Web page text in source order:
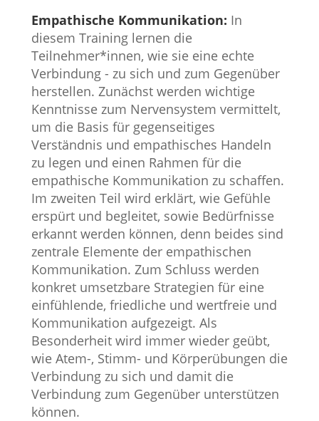
Empathische Kommunikation: In
diesem Training lernen die
Teilnehmer*innen, wie sie eine echte
Verbindung - zu sich und zum Gegenüber
herstellen. Zunächst werden wichtige
Kenntnisse zum Nervensystem vermittelt,
um die Basis für gegenseitiges
Verständnis und empathisches Handeln
zu legen und einen Rahmen für die
empathische Kommunikation zu schaffen.
Im zweiten Teil wird erklärt, wie Gefühle
erspürt und begleitet, sowie Bedürfnisse
erkannt werden können, denn beides sind
zentrale Elemente der empathischen
Kommunikation. Zum Schluss werden
konkret umsetzbare Strategien für eine
einfühlende, friedliche und wertfreie und
Kommunikation aufgezeigt. Als
Besonderheit wird immer wieder geübt,
wie Atem-, Stimm- und Körperübungen die
Verbindung zu sich und damit die
Verbindung zum Gegenüber unterstützen
können.